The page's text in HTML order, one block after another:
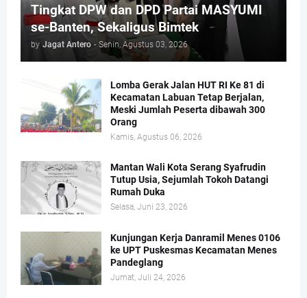
Tingkat DPW dan DPD Partai MASYUMI
se-Banten, Sekaligus Bimtek
by Jagat Antero - Senin, Agustus 03, 2026
Lomba Gerak Jalan HUT RI Ke 81 di
Kecamatan Labuan Tetap Berjalan,
Meski Jumlah Peserta dibawah 300
Orang
Kamis, Agustus 06, 2026
Mantan Wali Kota Serang Syafrudin
Tutup Usia, Sejumlah Tokoh Datangi
Rumah Duka
Selasa, Juni 23, 2026
Kunjungan Kerja Danramil Menes 0106
ke UPT Puskesmas Kecamatan Menes
Pandeglang
Jumat, Juli 24, 2026